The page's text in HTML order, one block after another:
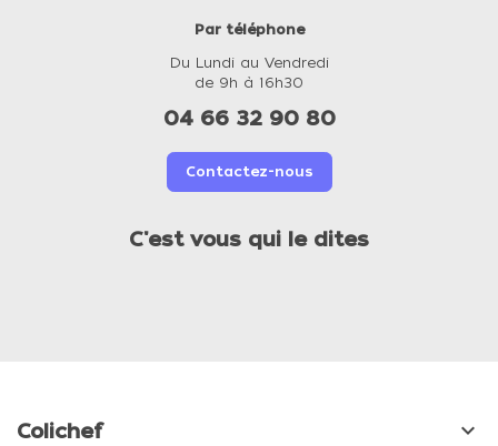
Par téléphone
Du Lundi au Vendredi
de 9h à 16h30
04 66 32 90 80
Contactez-nous
C'est vous qui le dites
Colichef 